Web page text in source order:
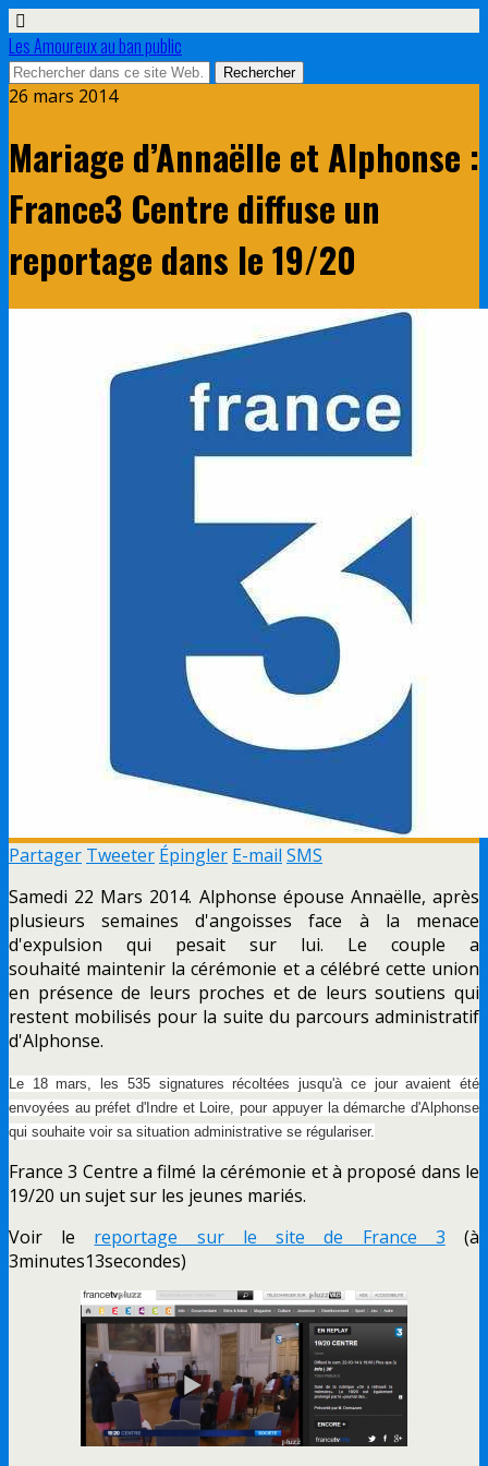
Les Amoureux au ban public
26 mars 2014
Mariage d’Annaëlle et Alphonse :
France3 Centre diffuse un
reportage dans le 19/20
Partager Tweeter Épingler E-mail SMS
Samedi 22 Mars 2014. Alphonse épouse Annaëlle, après
plusieurs semaines d'angoisses face à la menace
d'expulsion qui pesait sur lui. Le couple a
souhaité maintenir la cérémonie et a célébré cette union
en présence de leurs proches et de leurs soutiens qui
restent mobilisés pour la suite du parcours administratif
d'Alphonse.
Le 18 mars, les 535 signatures récoltées jusqu'à ce jour avaient été
envoyées au préfet d'Indre et Loire, pour appuyer la démarche d'Alphonse
qui souhaite voir sa situation administrative se régulariser.
France 3 Centre a filmé la cérémonie et à proposé dans le
19/20 un sujet sur les jeunes mariés.
Voir le reportage sur le site de France 3 (à
3minutes13secondes)